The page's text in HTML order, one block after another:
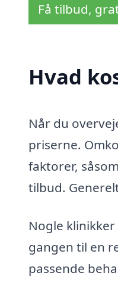
Få tilbud,
Hvad
Når du
priserne.
faktorer,
tilbud.
Nogle
gangen til en
passende